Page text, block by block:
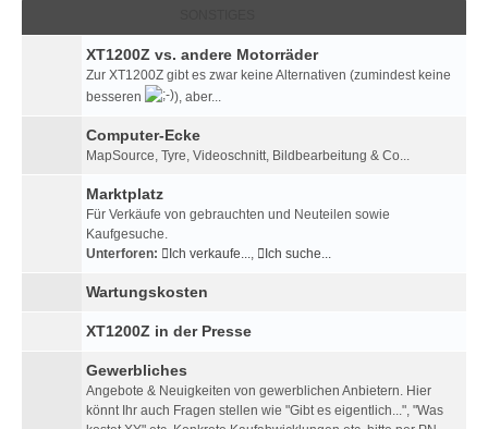
XT1200Z vs. andere Motorräder
Zur XT1200Z gibt es zwar keine Alternativen (zumindest keine
besseren
), aber...
Computer-Ecke
MapSource, Tyre, Videoschnitt, Bildbearbeitung & Co...
Marktplatz
Für Verkäufe von gebrauchten und Neuteilen sowie
Kaufgesuche.
Unterforen:
Ich verkaufe..., Ich suche...
Wartungskosten
XT1200Z in der Presse
Gewerbliches
Angebote & Neuigkeiten von gewerblichen Anbietern. Hier
könnt Ihr auch Fragen stellen wie "Gibt es eigentlich...", "Was